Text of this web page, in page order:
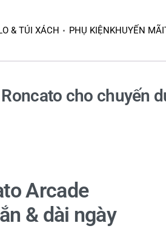
& TÚI XÁCH PHỤ KIỆN KHUYẾN MÃI
cho chuyến
Arcade
& dài ngày